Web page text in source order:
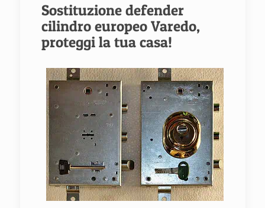
Sostituzione defender
cilindro europeo Varedo,
proteggi la tua casa!